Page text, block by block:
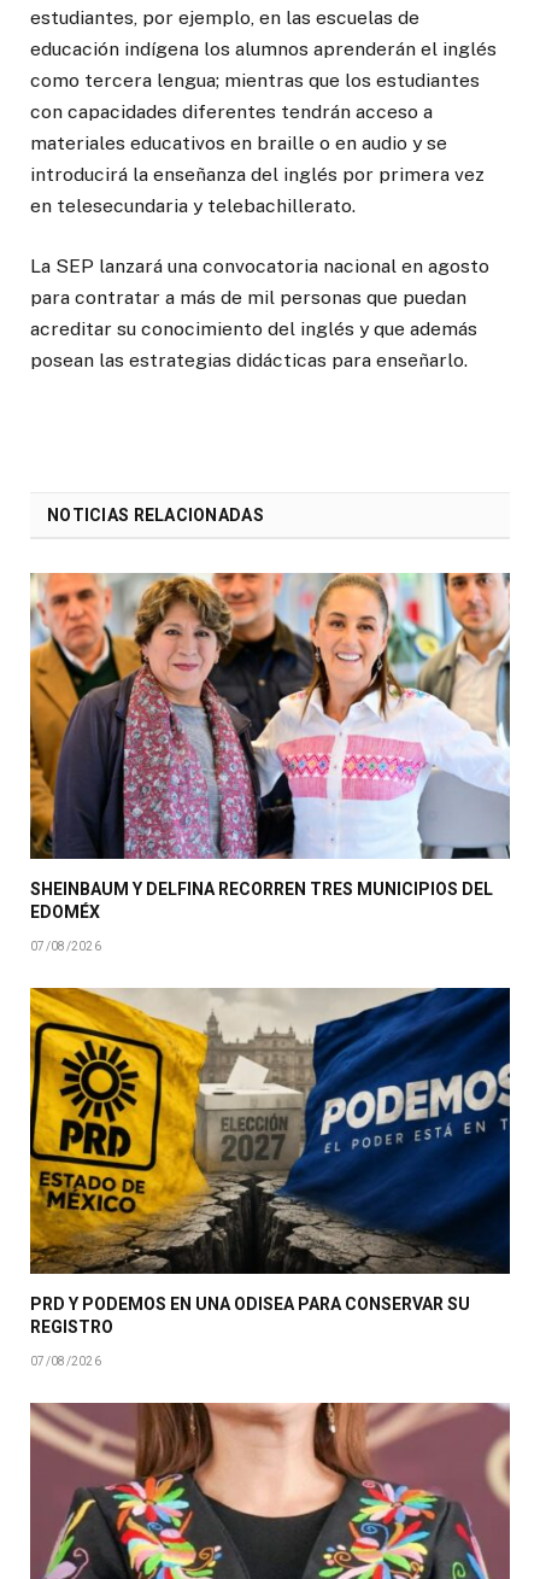
estudiantes, por ejemplo, en las escuelas de
educación indígena los alumnos aprenderán el inglés
como tercera lengua; mientras que los estudiantes
con capacidades diferentes tendrán acceso a
materiales educativos en braille o en audio y se
introducirá la enseñanza del inglés por primera vez
en telesecundaria y telebachillerato.
La SEP lanzará una convocatoria nacional en agosto
para contratar a más de mil personas que puedan
acreditar su conocimiento del inglés y que además
posean las estrategias didácticas para enseñarlo.
NOTICIAS RELACIONADAS
SHEINBAUM Y DELFINA RECORREN TRES MUNICIPIOS DEL
EDOMÉX
07/08/2026
PRD Y PODEMOS EN UNA ODISEA PARA CONSERVAR SU
REGISTRO
07/08/2026